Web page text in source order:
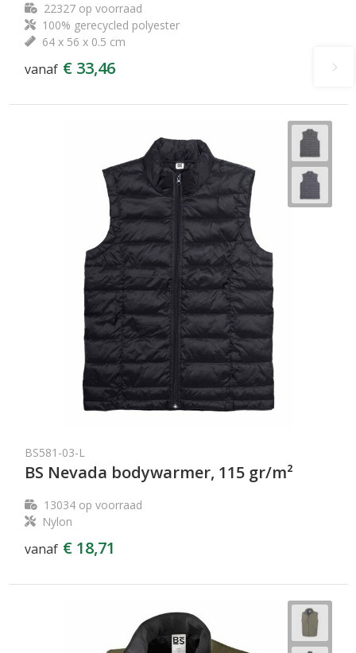
22327op voorraad
100% gerecycled polyester
64 x 56 x 0.5 cm
vanaf € 33,46
BS581-03-L
BS Nevada bodywarmer, 115 gr/m²
13034op voorraad
Nylon
vanaf € 18,71